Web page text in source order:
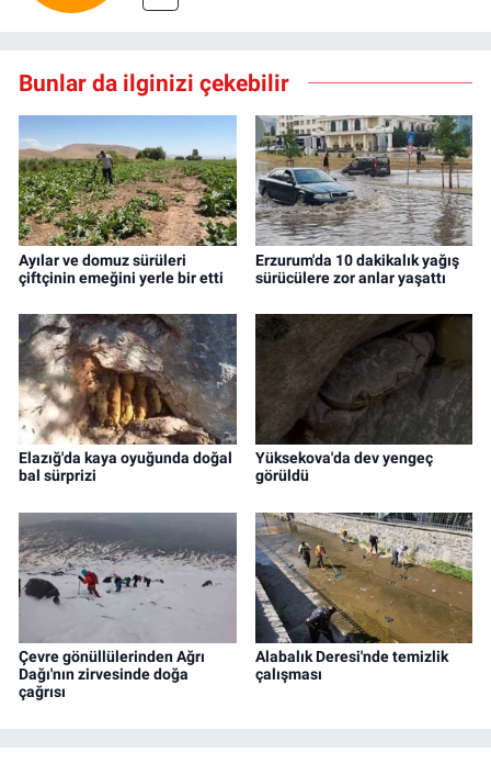
Bunlar da ilginizi çekebilir
Ayılar ve domuz sürüleri
çiftçinin emeğini yerle bir etti
Erzurum'da 10 dakikalık yağış
sürücülere zor anlar yaşattı
Elazığ'da kaya oyuğunda doğal
bal sürprizi
Yüksekova'da dev yengeç
görüldü
Çevre gönüllülerinden Ağrı
Dağı'nın zirvesinde doğa
çağrısı
Alabalık Deresi'nde temizlik
çalışması